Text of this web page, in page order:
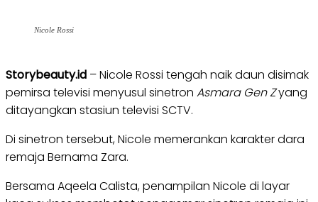
Nicole Rossi
Storybeauty.id – Nicole Rossi tengah naik daun disimak
pemirsa televisi menyusul sinetron Asmara Gen Zyang
ditayangkan stasiun televisi SCTV.
Di sinetron tersebut, Nicole memerankan karakter dara
remaja Bernama Zara.
Bersama Aqeela Calista, penampilan Nicole di layar